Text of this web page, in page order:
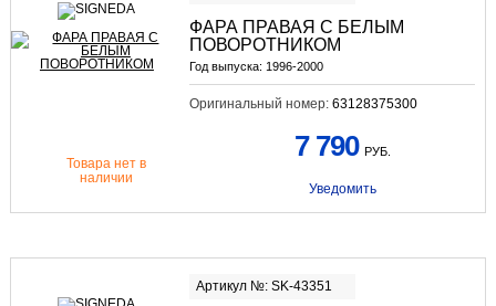
ФАРА ПРАВАЯ С БЕЛЫМ
ПОВОРОТНИКОМ
Год выпуска: 1996-2000
Оригинальный номер: 63128375300
Товара нет в
наличии
7 790 РУБ.
Уведомить
Артикул №: SK-43351